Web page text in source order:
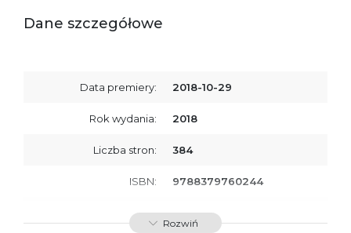
Dane szczegółowe
Data premiery: 2018-10-29
Rok wydania: 2018
Liczba stron: 384
ISBN: 9788379760244
SKU: E201033
Rozwiń